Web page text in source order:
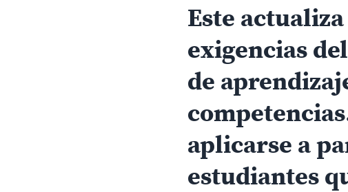
Este
exigencias
de
aplicarse a
estudiantes